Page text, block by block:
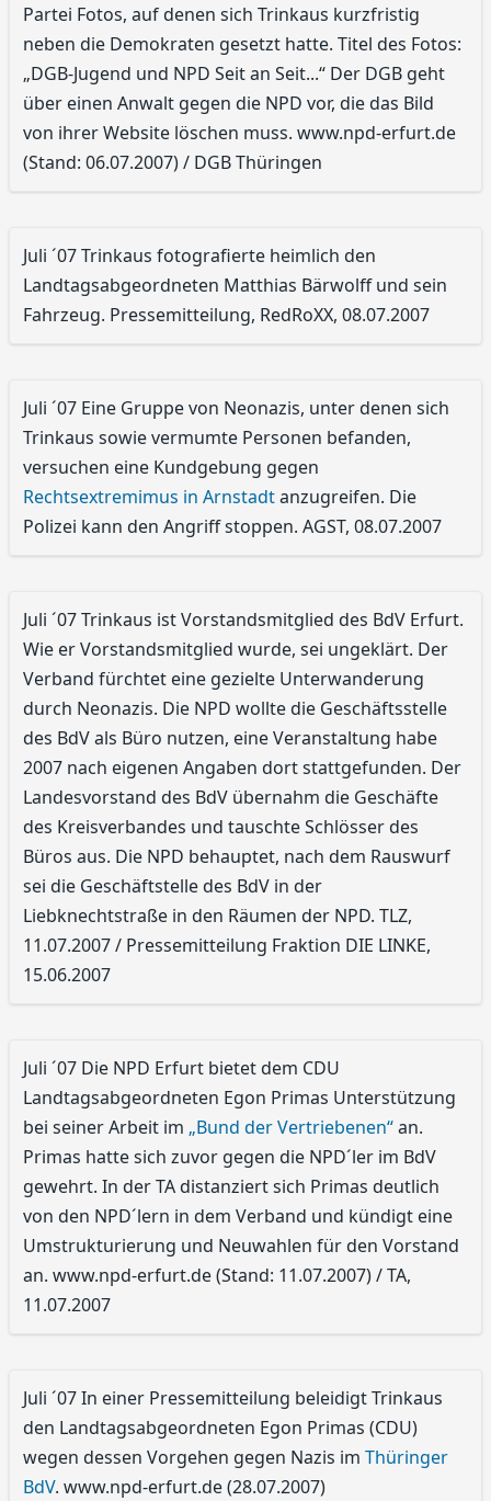
Partei Fotos, auf denen sich Trinkaus kurzfristig
neben die Demokraten gesetzt hatte. Titel des Fotos:
„DGB-Jugend und NPD Seit an Seit...“ Der DGB geht
über einen Anwalt gegen die NPD vor, die das Bild
von ihrer Website löschen muss. www.npd-erfurt.de
(Stand: 06.07.2007) / DGB Thüringen
Juli ´07 Trinkaus fotografierte heimlich den
Landtagsabgeordneten Matthias Bärwolff und sein
Fahrzeug. Pressemitteilung, RedRoXX, 08.07.2007
Juli ´07 Eine Gruppe von Neonazis, unter denen sich
Trinkaus sowie vermumte Personen befanden,
versuchen eine Kundgebung gegen
Rechtsextremimus in Arnstadtanzugreifen. Die
Polizei kann den Angriff stoppen. AGST, 08.07.2007
Juli ´07 Trinkaus ist Vorstandsmitglied des BdV Erfurt.
Wie er Vorstandsmitglied wurde, sei ungeklärt. Der
Verband fürchtet eine gezielte Unterwanderung
durch Neonazis. Die NPD wollte die Geschäftsstelle
des BdV als Büro nutzen, eine Veranstaltung habe
2007 nach eigenen Angaben dort stattgefunden. Der
Landesvorstand des BdV übernahm die Geschäfte
des Kreisverbandes und tauschte Schlösser des
Büros aus. Die NPD behauptet, nach dem Rauswurf
sei die Geschäftstelle des BdV in der
Liebknechtstraße in den Räumen der NPD. TLZ,
11.07.2007 / Pressemitteilung Fraktion DIE LINKE,
15.06.2007
Juli ´07 Die NPD Erfurt bietet dem CDU
Landtagsabgeordneten Egon Primas Unterstützung
bei seiner Arbeit im „Bund der Vertriebenen“an.
Primas hatte sich zuvor gegen die NPD´ler im BdV
gewehrt. In der TA distanziert sich Primas deutlich
von den NPD´lern in dem Verband und kündigt eine
Umstrukturierung und Neuwahlen für den Vorstand
an. www.npd-erfurt.de (Stand: 11.07.2007) / TA,
11.07.2007
Juli ´07 In einer Pressemitteilung beleidigt Trinkaus
den Landtagsabgeordneten Egon Primas (CDU)
wegen dessen Vorgehen gegen Nazis im Thüringer
BdV. www.npd-erfurt.de (28.07.2007)